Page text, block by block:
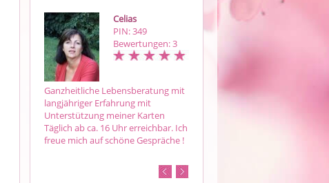
Celias
PIN: 349
Bewertungen: 3
Ganzheitliche Lebensberatung mit
langjähriger Erfahrung mit
Unterstützung meiner Karten
Täglich ab ca. 16 Uhr erreichbar. Ich
freue mich auf schöne Gespräche !
Michi
Ehrliche,einfühlsame und
treffsichere Zukunftsprognosen